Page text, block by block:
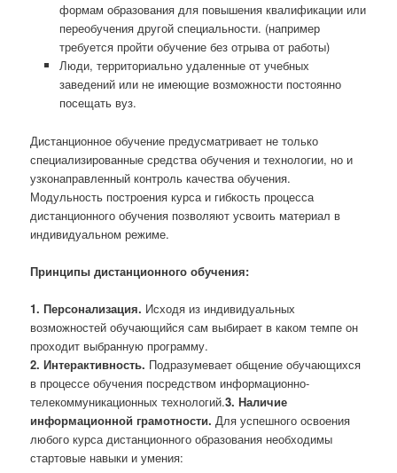
формам образования для повышения квалификации или
переобучения другой специальности. (например
требуется пройти обучение без отрыва от работы)
Люди, территориально удаленные от учебных
заведений или не имеющие возможности постоянно
посещать вуз.
Дистанционное обучение предусматривает не только
специализированные средства обучения и технологии, но и
узконаправленный контроль качества обучения.
Модульность построения курса и гибкость процесса
дистанционного обучения позволяют усвоить материал в
индивидуальном режиме.
Принципы дистанционного обучения:
1.Персонализация. Исходя из индивидуальных
возможностей обучающийся сам выбирает в каком темпе он
проходит выбранную программу.
2.Интерактивность. Подразумевает общение обучающихся
в процессе обучения посредством информационно-
телекоммуникационных технологий.3.Наличие
информационной грамотности.Для успешного освоения
любого курса дистанционного образования необходимы
стартовые навыки и умения: